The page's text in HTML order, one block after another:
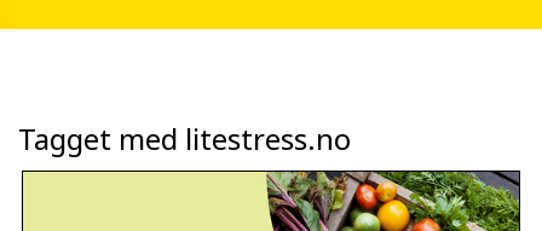
Tagget med litestress.no